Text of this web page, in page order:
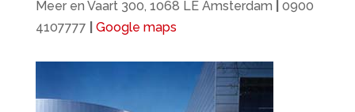
Meer en Vaart 300, 1068 LE Amsterdam
0900
4107777
Google maps